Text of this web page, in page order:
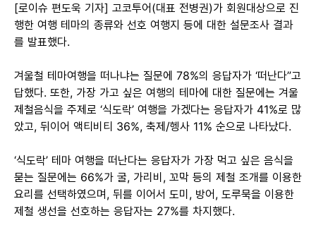
[로이슈 편도욱 기자] 고코투어(대표 전병권)가 회원대상으로 진
행한 여행 테마의 종류와 선호 여행지 등에 대한 설문조사 결과
를 발표했다.
겨울철 테마여행을 떠나냐는 질문에 78%의 응답자가 ‘떠난다”고
답했다. 또한, 가장 가고 싶은 여행의 테마에 대한 질문에는 겨울
제철음식을 주제로 ‘식도락’ 여행을 가겠다는 응답자가 41%로 많
았고, 뒤이어 액티비티 36%, 축제/헹사 11% 순으로 나타났다.
‘식도락’ 테마 여행을 떠난다는 응답자가 가장 먹고 싶은 음식을
묻는 질문에는 66%가 굴, 가리비, 꼬막 등의 제철 조개를 이용한
요리를 선택하였으며, 뒤를 이어서 도미, 방어, 도루묵을 이용한
제철 생선을 선호하는 응답자는 27%를 차지했다.